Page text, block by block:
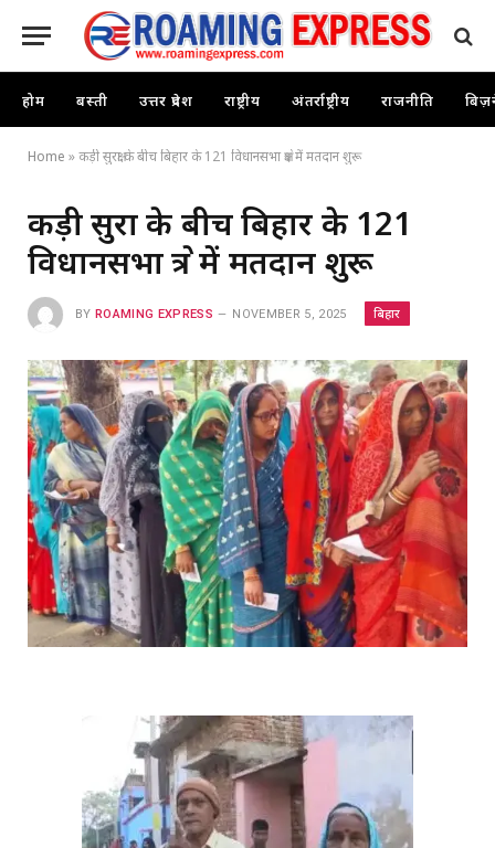
होम बस्ती उत्तर प्रदेश राष्ट्रीय अंतर्राष्ट्रीय राजनीति
Home »कड़ी सुरक्षा के बीच बिहार के 121 विधानसभा क्षेत्र में मतदान शुरू
कड़ी सुरक्षा के बीच बिहार के 121
विधानसभा क्षेत्र में मतदान शुरू
BY ROAMING EXPRESS NOVEMBER 5, 2025 बिहार